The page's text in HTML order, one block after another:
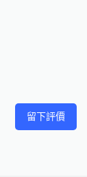
留下評價